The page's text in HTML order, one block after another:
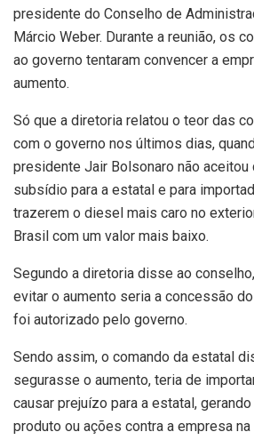
presidente do Conselho de
Márcio Weber. Durante a reunião, os
ao governo tentaram convencer a
aumento.
Só que a diretoria relatou o teor das
com o governo nos últimos dias,
presidente Jair Bolsonaro não aceitou
subsídio para a estatal e para
trazerem o diesel mais caro no
Brasil com um valor mais baixo.
Segundo a diretoria disse ao
evitar o aumento seria a concessão
foi autorizado pelo governo.
Sendo assim, o comando da estatal
segurasse o aumento, teria de
causar prejuízo para a estatal,
produto ou ações contra a empresa